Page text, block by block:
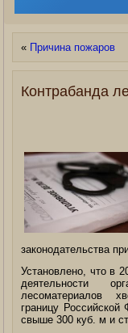
« Причина пожаров
Контрабанда
законодательства
Установлено, что в
деятельности
лесоматериалов
границу
свыше 300 куб. м и